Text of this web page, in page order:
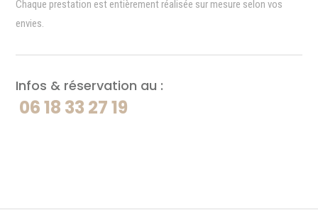
Chaque prestation est entièrement réalisée sur mesure selon vos
envies.
Infos & réservation au :
06 18 33 27 19